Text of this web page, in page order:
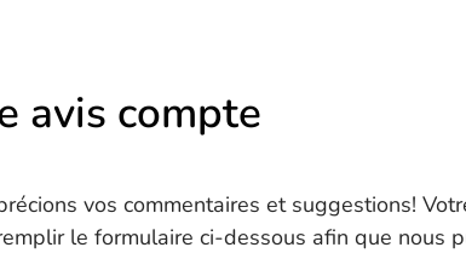
avis compte
vos commentaires et suggestions!
le formulaire ci-dessous afin que nous